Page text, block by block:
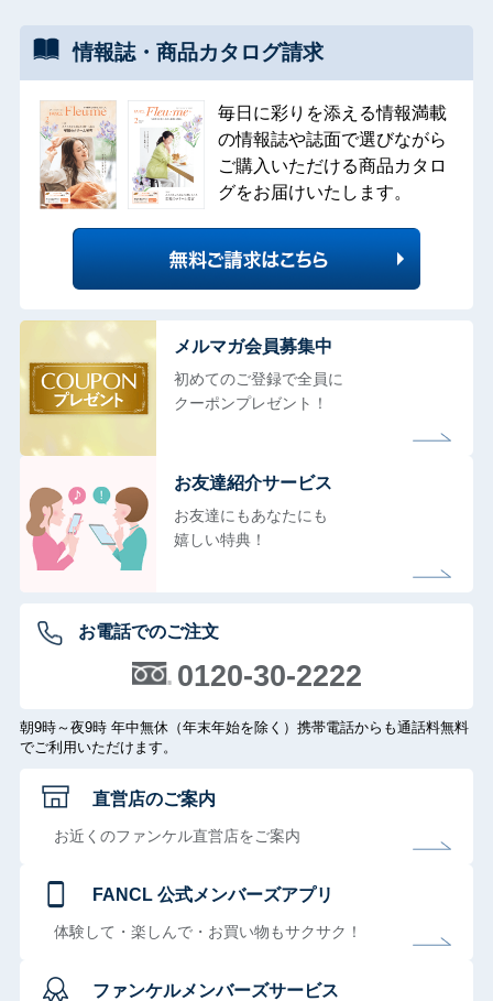
情報誌・ 商品カタログ請求
毎日に彩りを添える情報満載
の情報誌や誌面で選びながら
ご購入いただける商品カタロ
グをお届けいたします。
メルマガ会員募集中
初めてのご登録で全員に
クーポンプレゼント！
お友達紹介サービス
お友達にもあなたにも
嬉しい特典！
お電話でのご注文
0120-30-2222
朝9時～夜9時 年中無休（年末年始を除く）携帯電話からも通話料無料
でご利用いただけます。
直営店のご案内
お近くのファンケル直営店をご案内
FANCL 公式メンバーズアプリ
体験して・楽しんで・お買い物もサクサク！
ファンケルメンバーズサービス